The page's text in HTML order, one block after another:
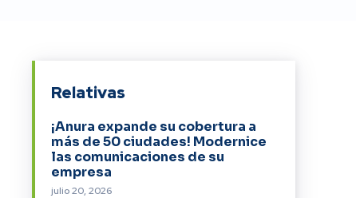
Relativas
¡Anura expande su cobertura a
más de 50 ciudades! Modernice
las comunicaciones de su
empresa
julio 20, 2026